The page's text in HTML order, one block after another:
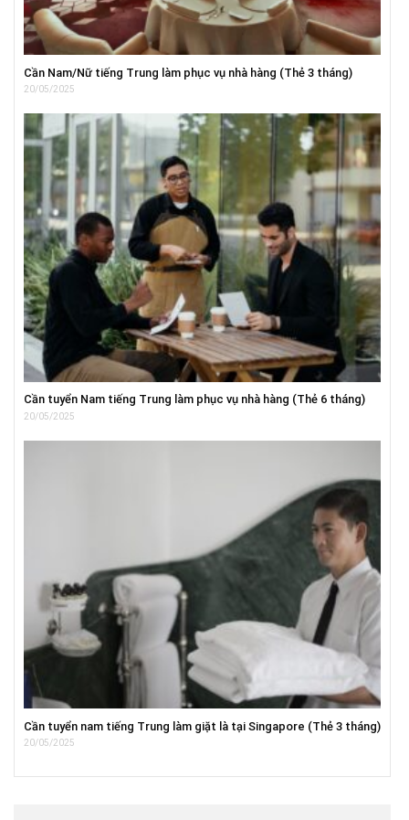
Cần Nam/Nữ tiếng Trung làm phục vụ nhà hàng (Thẻ 3 tháng)
20/05/2025
Cần tuyển Nam tiếng Trung làm phục vụ nhà hàng (Thẻ 6 tháng)
20/05/2025
Cần tuyển nam tiếng Trung làm giặt là tại Singapore (Thẻ 3 tháng)
20/05/2025